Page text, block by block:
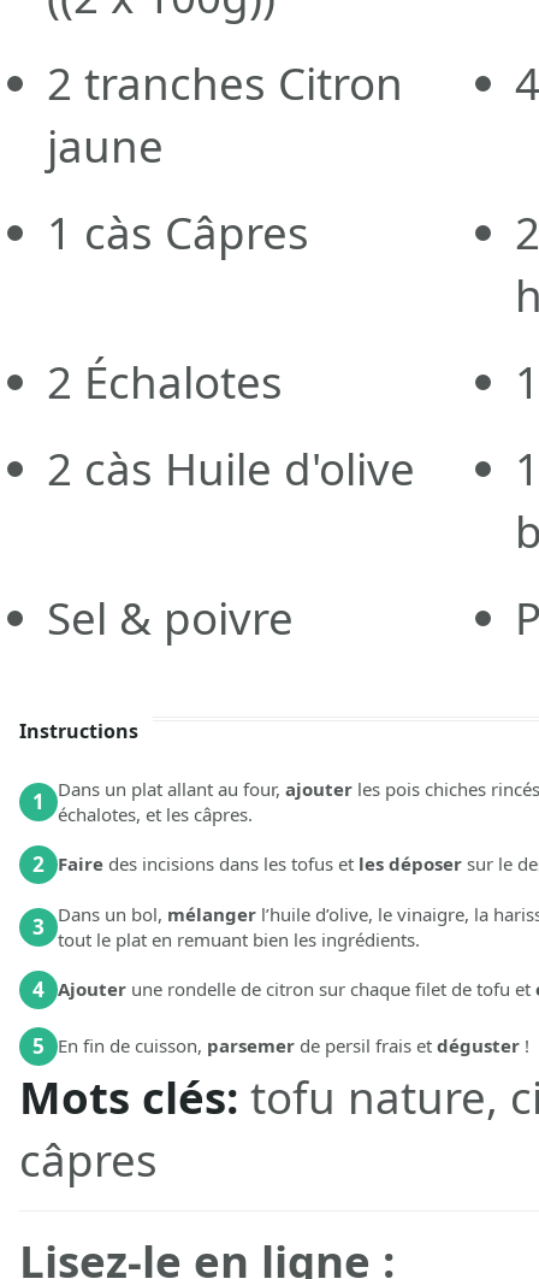
2 tranches Citron
jaune
1 càs Câpres
2 Échalotes
2 càs Huile d'olive
Sel & poivre
Instructions
1 Dans un plat allant au four, ajouter les pois chiches
échalotes, et les câpres.
2 Faire des incisions dans les tofus et les déposer sur le
3 Dans un bol, mélanger l’huile d’olive, le vinaigre, la
tout le plat en remuant bien les ingrédients.
4 Ajouter une rondelle de citron sur chaque filet de tofu et
5 En fin de cuisson, parsemer de persil frais et déguster !
Mots clés: tofu nature,
câpres
Lisez-le en ligne :